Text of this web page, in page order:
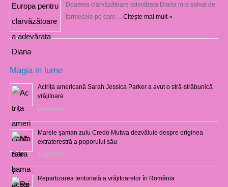
Doamna clarvăzătoare adevărata Diana m-a salvat de
farmecele pe care … Citește mai mult »
Magia in lume
Actrița americană Sarah Jessica Parker a avut o stră-străbunică
vrăjitoare
03/08/2021
Marele şaman zulu Credo Mutwa dezvăluie despre originea
extraterestră a poporului său
14/06/2021
Repartizarea teritorială a vrăjitoarelor în România